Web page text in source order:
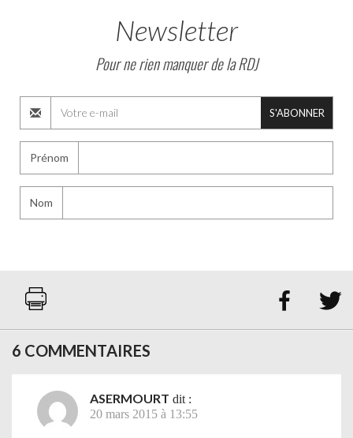
Newsletter
Pour ne rien manquer de la RDJ
S'ABONNER
Prénom
Nom
 
6 COMMENTAIRES
ASERMOURT dit :
20 mars 2015 à 13:55